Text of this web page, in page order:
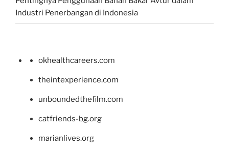
Industri Penerbangan di Indonesia
okhealthcareers.com
theintexperience.com
unboundedthefilm.com
catfriends-bg.org
marianlives.org